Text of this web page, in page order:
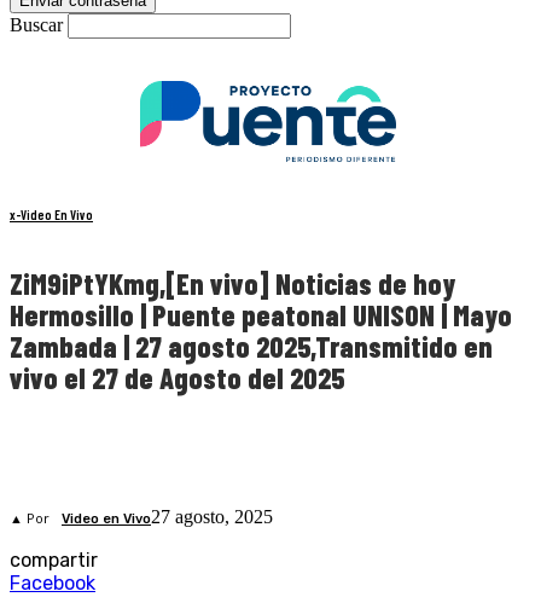
Buscar
x-Video En Vivo
ZiM9iPtYKmg,[En vivo] Noticias de hoy
Hermosillo | Puente peatonal UNISON | Mayo
Zambada | 27 agosto 2025,Transmitido en
vivo el 27 de Agosto del 2025
▲ Por Video en Vivo27 agosto, 2025
compartir
Facebook